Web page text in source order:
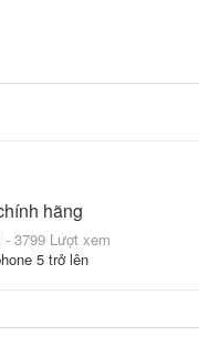
hãng
3799 Lượt xem
5 trở lên